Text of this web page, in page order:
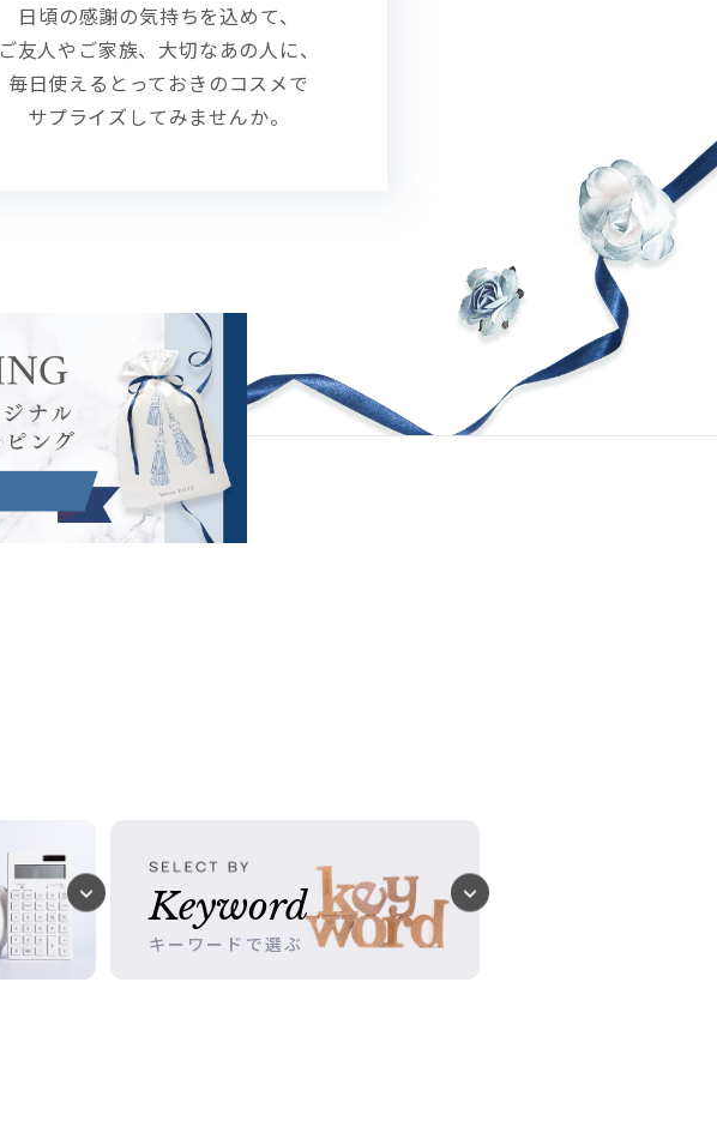
日頃の感謝の気持ちを込めて、
ご友人やご家族、大切なあの人に、
毎日使えるとっておきのコスメで
サプライズしてみませんか。
Keyword
キーワードで選ぶ